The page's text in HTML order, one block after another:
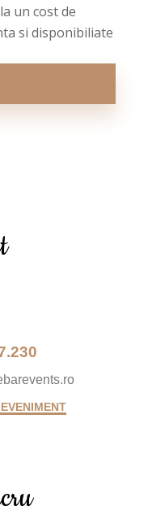
un cost de
si disponibiliate